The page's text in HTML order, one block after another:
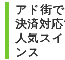
アド街
決済対
人気ス
ンス